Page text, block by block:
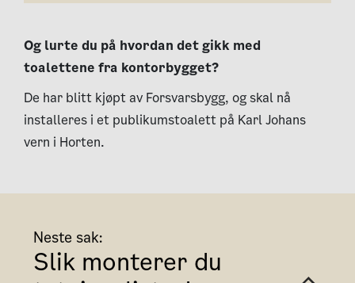
Og lurte du på hvordan det gikk med
toalettene fra kontorbygget?
De har blitt kjøpt av Forsvarsbygg, og skal nå
installeres i et publikumstoalett på Karl Johans
vern i Horten.
Neste sak:
Slik monterer du